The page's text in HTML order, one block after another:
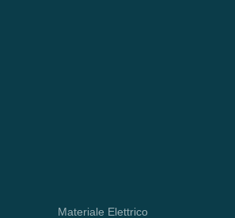
Materiale Elettrico